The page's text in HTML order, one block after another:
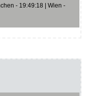
- 19:49:18 | Wien -